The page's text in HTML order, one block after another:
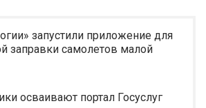
запустили приложение для
заправки самолетов малой
осваивают портал Госуслуг